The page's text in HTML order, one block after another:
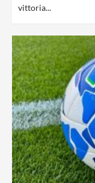
vittoria...